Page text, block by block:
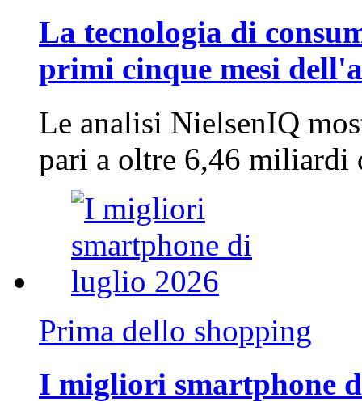
La tecnologia di
primi cinque mesi
Le analisi NielsenIQ
pari a oltre 6,46
Prima dello shopping
I migliori smartphone